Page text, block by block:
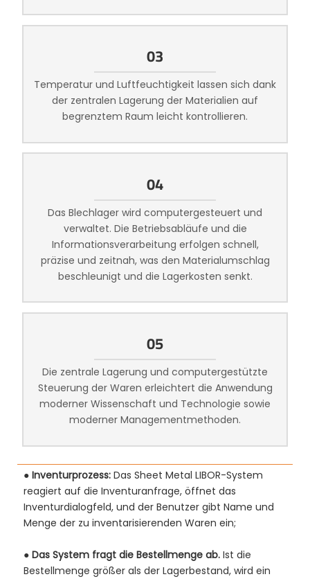
03
Temperatur und Luftfeuchtigkeit lassen sich dank
der zentralen Lagerung der Materialien auf
begrenztem Raum leicht kontrollieren.
04
Das Blechlager wird computergesteuert und
verwaltet. Die Betriebsabläufe und die
Informationsverarbeitung erfolgen schnell,
präzise und zeitnah, was den Materialumschlag
beschleunigt und die Lagerkosten senkt.
05
Die zentrale Lagerung und computergestützte
Steuerung der Waren erleichtert die Anwendung
moderner Wissenschaft und Technologie sowie
moderner Managementmethoden.
● Inventurprozess:Das Sheet Metal LIBOR-System
reagiert auf die Inventuranfrage, öffnet das
Inventurdialogfeld, und der Benutzer gibt Name und
Menge der zu inventarisierenden Waren ein;
●Das System fragt die Bestellmenge ab.Ist die
Bestellmenge größer als der Lagerbestand, wird ein